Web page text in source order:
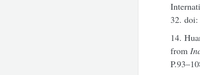
32. doi:
14.
from